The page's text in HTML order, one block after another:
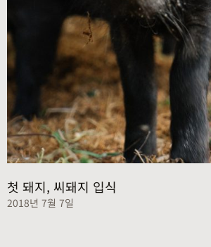
첫 돼지, 씨돼지 입식
2018년 7월 7일